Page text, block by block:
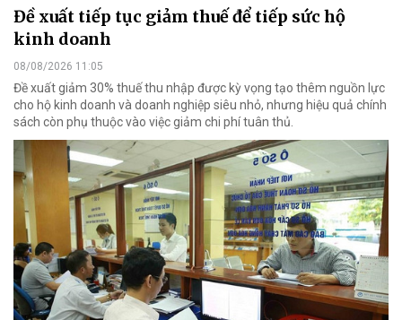
Đề xuất tiếp tục giảm thuế để tiếp sức hộ
kinh doanh
08/08/2026 11:05
Đề xuất giảm 30% thuế thu nhập được kỳ vọng tạo thêm nguồn lực
cho hộ kinh doanh và doanh nghiệp siêu nhỏ, nhưng hiệu quả chính
sách còn phụ thuộc vào việc giảm chi phí tuân thủ.